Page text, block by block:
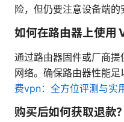
险，但仍要注意设备端的
如何在路由器上使用
通过路由器固件或厂商
网络。确保路由器性能足
费vpn：全方位评测与实
购买后如何获取退款？